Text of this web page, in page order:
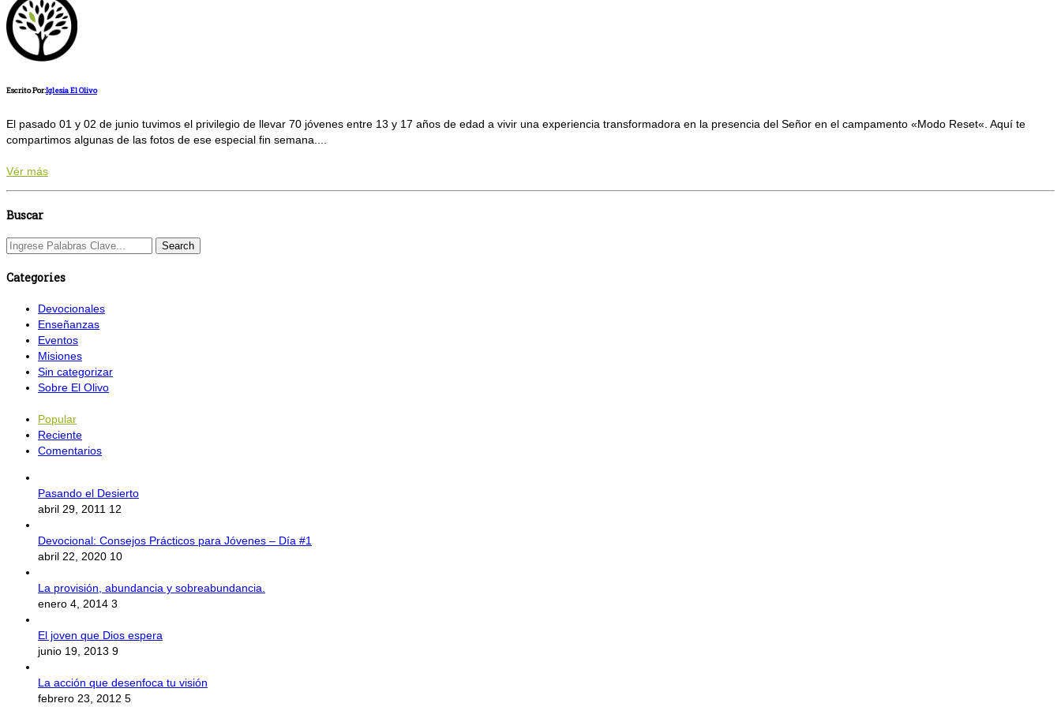
Escrito Por:Iglesia El Olivo
El pasado 01 y 02 de junio tuvimos el privilegio de llevar 70 jóvenes entre 13 y 17 años de edad a vivir una experiencia transformadora en la presencia del Señor en el campamento «Modo Reset«. Aquí te
compartimos algunas de las fotos de ese especial fin semana....
Vér más
Buscar
Categories
Devocionales
Enseñanzas
Eventos
Misiones
Sin categorizar
Sobre El Olivo
Popular
Reciente
Comentarios
Pasando el Desierto
abril 29, 2011 12
Devocional: Consejos Prácticos para Jóvenes – Día #1
abril 22, 2020 10
La provisión, abundancia y sobreabundancia.
enero 4, 2014 3
El joven que Dios espera
junio 19, 2013 9
La acción que desenfoca tu visión
febrero 23, 2012 5